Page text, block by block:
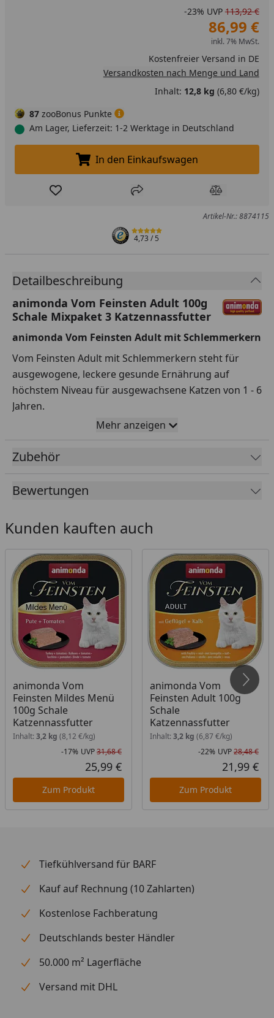
-23% UVP 113,92 €
86,99 €
inkl. 7% MwSt.
Kostenfreier Versand in DE
Versandkosten nach Menge und Land
Inhalt: 12,8 kg (6,80 €/kg)
87 zooBonus Punkte
Am Lager, Lieferzeit: 1-2 Werktage in Deutschland
In den Einkaufswagen legen
In den Einkaufswagen
Produkt zur Wunschliste hinzufügen
Teilen Produkt
Artikel-Nr.: 8874115
4,73/ 5
Detailbeschreibung
animonda Vom Feinsten Adult 100g
Schale Mixpaket 3 Katzennassfutter
animonda Vom Feinsten Adult mit Schlemmerkern
Vom Feinsten Adult mit Schlemmerkern steht für
ausgewogene, leckere gesunde Ernährung auf
höchstem Niveau für ausgewachsene Katzen von 1 - 6
Jahren.
Die Qualität der fleischlichen Rohstoffe kombiniert
mit einem Kern aus ausgewählten Feinschmecker-
Zutaten garantieren einen einzigartigen Genuss.
ausgewachsene Katze mit allen lebenswichtigen
Mehr anzeigen
Zubehör
Bewertungen
Kunden kauften auch
animonda Vom
Feinsten Mildes Menü
100g Schale
Katzennassfutter
Inhalt: 3,2 kg (8,12 €/kg)
Rabatt in Prozent
-17%
Ursprünglicher Preis
UVP31,68 €
Aktueller Preis
25,99 €
Zum Produkt
animonda Vom
Feinsten Adult 100g
Schale
Katzennassfutter
Inhalt: 3,2 kg (6,87 €/kg)
-22% UVP28,48 €
21,99 €
Zum Produkt
Tiefkühlversand für BARF
Kauf auf Rechnung (10 Zahlarten)
Kostenlose Fachberatung
Deutschlands bester Händler
50.000 m² Lagerfläche
Versand mit DHL